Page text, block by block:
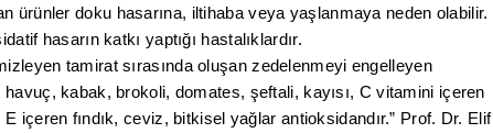
ürünler doku hasarına, iltihaba veya yaşlanmaya neden olabilir.
hasarın katkı yaptığı hastalıklardır.
tamirat sırasında oluşan zedelenmeyi engelleyen
kabak, brokoli, domates, şeftali, kayısı, C vitamini içeren
içeren fındık, ceviz, bitkisel yağlar antioksidandır.” Prof. Dr. Elif